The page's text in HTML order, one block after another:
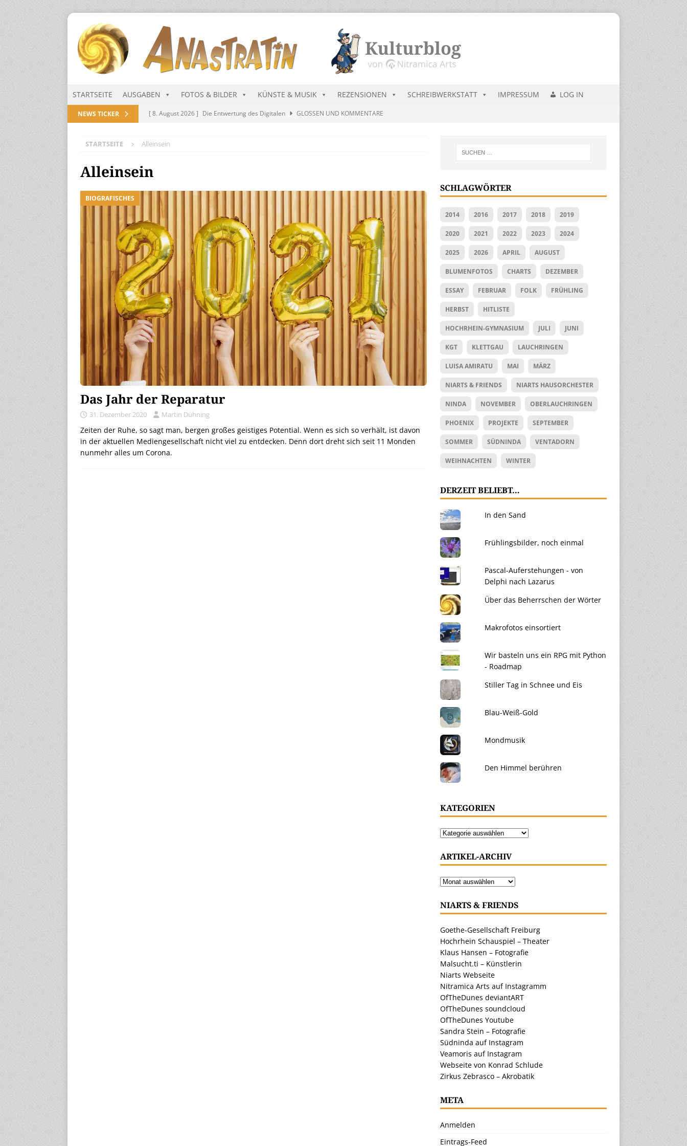
STARTSEITE AUSGABEN FOTOS & BILDER KÜNSTE & MUSIK REZENSIONEN SCHREIBWERKSTATT IMPRESSUM LOG IN
NEWS TICKER [ 8. August 2026 ] Die Entwertung des Digitalen
GLOSSEN UND KOMMENTARE
[ 1. August 2026 ]
[ 1. August 2026 ]
Die Niarts Charts im August 2026
STARTSEITE Alleinsein
Alleinsein
BIOGRAFISCHES
Das Jahr der Reparatur
31. Dezember 2020 Martin Dühning
Zeiten der Ruhe, so sagt man, bergen großes geistiges Potential. Wenn es sich so verhält, ist davon
in der aktuellen Mediengesellschaft nicht viel zu entdecken. Denn dort dreht sich seit 11 Monden
nunmehr alles um Corona.
SCHLAGWÖRTER
2014 2016 2017 2018 2019
2020 2021 2022 2023 2024
2025 2026 APRIL AUGUST
BLUMENFOTOS CHARTS DEZEMBER
ESSAY FEBRUAR FOLK FRÜHLING
HERBST HITLISTE
HOCHRHEIN-GYMNASIUM JULI JUNI
KGT KLETTGAU LAUCHRINGEN
LUISA AMIRATU MAI MÄRZ
NIARTS & FRIENDS NIARTS HAUSORCHESTER
NINDA NOVEMBER OBERLAUCHRINGEN
PHOENIX PROJEKTE SEPTEMBER
SOMMER SÜDNINDA VENTADORN
WEIHNACHTEN WINTER
DERZEIT BELIEBT…
In den Sand
Frühlingsbilder, noch einmal
Pascal-Auferstehungen - von
Delphi nach Lazarus
Über das Beherrschen der Wörter
Makrofotos einsortiert
Wir basteln uns ein RPG mit Python
- Roadmap
Stiller Tag in Schnee und Eis
Blau-Weiß-Gold
Mondmusik
Den Himmel berühren
KATEGORIEN
ARTIKEL-ARCHIV
NIARTS & FRIENDS
Goethe-Gesellschaft Freiburg
Hochrhein Schauspiel – Theater
Klaus Hansen – Fotografie
Malsucht.ti – Künstlerin
Niarts Webseite
Nitramica Arts auf Instagramm
OfTheDunes deviantART
OfTheDunes soundcloud
OfTheDunes Youtube
Sandra Stein – Fotografie
Südninda auf Instagram
Veamoris auf Instagram
Webseite von Konrad Schlude
Zirkus Zebrasco – Akrobatik
META
Anmelden
Eintrags-Feed